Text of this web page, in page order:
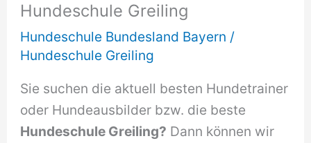
Hundeschule Greiling
Hundeschule Bundesland Bayern /
Hundeschule Greiling
Sie suchen die aktuell besten Hundetrainer
oder Hundeausbilder bzw. die beste
Hundeschule Greiling? Dann können wir